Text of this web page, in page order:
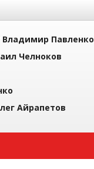
Владимир Павленко
Челноков
Айрапетов